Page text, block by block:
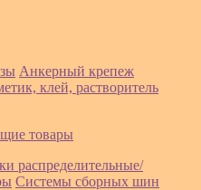
Анкерный крепеж
клей, растворитель
товары
распределительные/
Системы сборных шин